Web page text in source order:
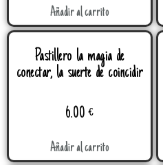
Añadir al carrito
Pastillero la magia de
conectar, la suerte de coincidir
6.00€
Añadir al carrito